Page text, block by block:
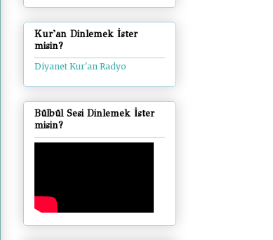
Kur'an Dinlemek İster
misin?
Diyanet Kur'an Radyo
Bülbül Sesi Dinlemek İster
misin?